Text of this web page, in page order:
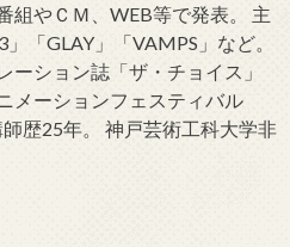
組やＣＭ、WEB等で発表。 主
「GLAY」「VAMPS」など。
ーション誌「ザ・チョイス」
メーションフェスティバル
師歴25年。 神戸芸術工科大学非